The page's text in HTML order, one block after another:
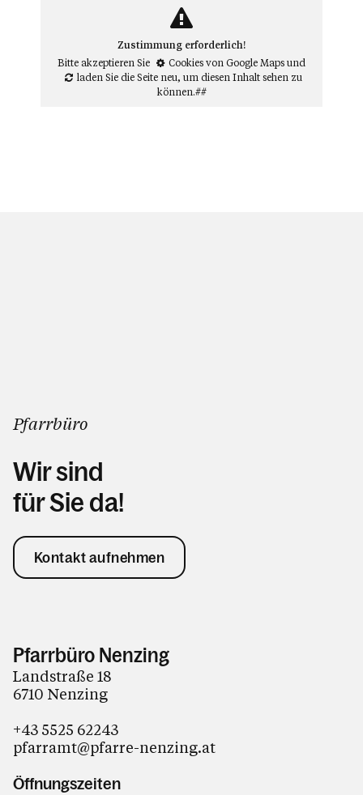
Zustimmung erforderlich!
Bitte akzeptieren Sie
Cookies von Google Mapsund
laden Sie die Seite neu, um diesen Inhalt sehen zu
können.##
Pfarrbüro
Wir sind
für Sie da!
Kontakt aufnehmen
Pfarrbüro Nenzing
Landstraße 18
6710 Nenzing
+43 5525 62243
pfarramt@pfarre-nenzing.at
Öffnungszeiten